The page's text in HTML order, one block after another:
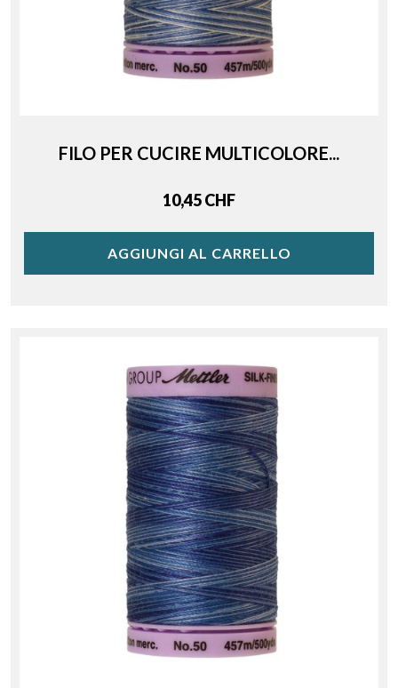
FILO PER CUCIRE MULTICOLORE...
Price
10,45 CHF
AGGIUNGI AL CARRELLO